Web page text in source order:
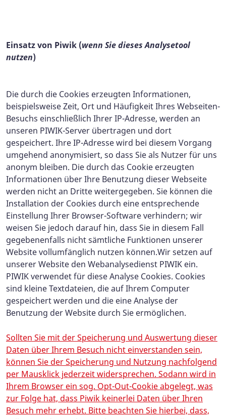
Einsatz von Piwik (wenn Sie dieses Analysetool
nutzen)
Die durch die Cookies erzeugten Informationen,
beispielsweise Zeit, Ort und Häufigkeit Ihres Webseiten-
Besuchs einschließlich Ihrer IP-Adresse, werden an
unseren PIWIK-Server übertragen und dort
gespeichert. Ihre IP-Adresse wird bei diesem Vorgang
umgehend anonymisiert, so dass Sie als Nutzer für uns
anonym bleiben. Die durch das Cookie erzeugten
Informationen über Ihre Benutzung dieser Webseite
werden nicht an Dritte weitergegeben. Sie können die
Installation der Cookies durch eine entsprechende
Einstellung Ihrer Browser-Software verhindern; wir
weisen Sie jedoch darauf hin, dass Sie in diesem Fall
gegebenenfalls nicht sämtliche Funktionen unserer
Website vollumfänglich nutzen können.Wir setzen auf
unserer Website den Webanalysedienst PIWIK ein.
PIWIK verwendet für diese Analyse Cookies. Cookies
sind kleine Textdateien, die auf Ihrem Computer
gespeichert werden und die eine Analyse der
Benutzung der Website durch Sie ermöglichen.
Sollten Sie mit der Speicherung und Auswertung dieser
Daten über Ihrem Besuch nicht einverstanden sein,
können Sie der Speicherung und Nutzung nachfolgend
per Mausklick jederzeit widersprechen. Sodann wird in
Ihrem Browser ein sog. Opt-Out-Cookie abgelegt, was
zur Folge hat, dass Piwik keinerlei Daten über Ihren
Besuch mehr erhebt. Bitte beachten Sie hierbei, dass,